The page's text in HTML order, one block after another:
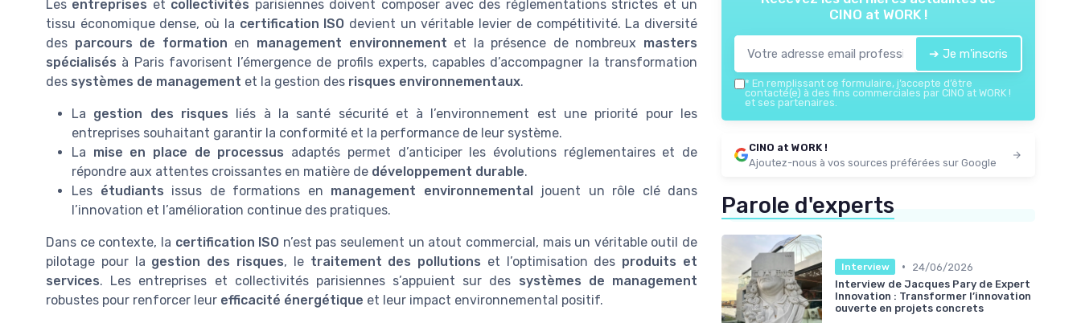
Les entreprises et collectivités parisiennes doivent composer avec des réglementations strictes et un
tissu économique dense, où la certification ISO devient un véritable levier de compétitivité. La diversité
des parcours de formation en management environnement et la présence de nombreux masters
spécialisés à Paris favorisent l’émergence de profils experts, capables d’accompagner la transformation
des systèmes de management et la gestion des risques environnementaux.
La gestion des risques liés à la santé sécurité et à l’environnement est une priorité pour les
entreprises souhaitant garantir la conformité et la performance de leur système.
La mise en place de processus adaptés permet d’anticiper les évolutions réglementaires et de
répondre aux attentes croissantes en matière de développement durable.
Les étudiants issus de formations en management environnementaljouent un rôle clé dans
l’innovation et l’amélioration continue des pratiques.
Dans ce contexte, la certification ISO n’est pas seulement un atout commercial, mais un véritable outil de
pilotage pour la gestion des risques, le traitement des pollutions et l’optimisation des produits et
services. Les entreprises et collectivités parisiennes s’appuient sur des systèmes de management
robustes pour renforcer leur efficacité énergétique et leur impact environnemental positif.
CINO at WORK !
➔ Je m'inscris
* En remplissant ce formulaire, j’accepte d’être
contacté(e) à des fins commerciales par CINO at WORK !
et ses partenaires.
CINO at WORK !
Ajoutez-nous à vos sources préférées sur Google
Parole d'experts
Interview •
24/06/2026
Interview de Jacques Pary de Expert
Innovation : Transformer l’innovation
ouverte en projets concrets